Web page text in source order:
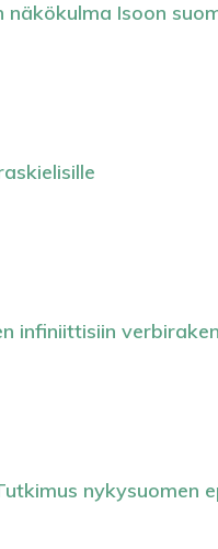
Isoon
infiniittisiin
nykysuomen